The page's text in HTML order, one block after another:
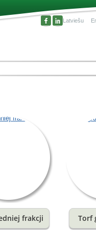
Latviešu
rolnictwie i
to substancje
przyczyniają
kombinację
frakcji Torf